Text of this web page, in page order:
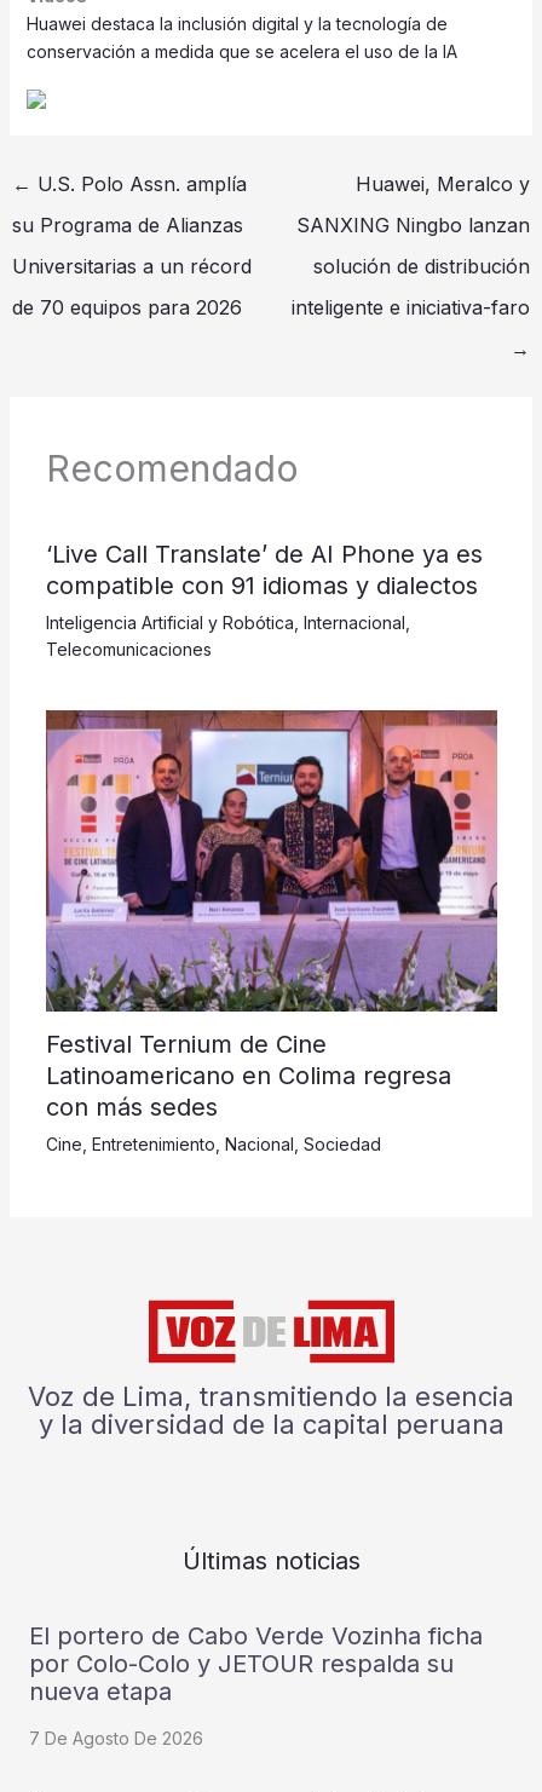
Huawei destaca la inclusión digital y la tecnología de
conservación a medida que se acelera el uso de la IA
← U.S. Polo Assn. amplía
su Programa de Alianzas
Universitarias a un récord
de 70 equipos para 2026
Huawei, Meralco y
SANXING Ningbo lanzan
solución de distribución
inteligente e iniciativa-faro
→
Recomendado
‘Live Call Translate’ de AI Phone ya es
compatible con 91 idiomas y dialectos
Inteligencia Artificial y Robótica, Internacional,
Telecomunicaciones
Festival Ternium de Cine
Latinoamericano en Colima regresa
con más sedes
Cine Entretenimiento Nacional Sociedad
Voz de Lima, transmitiendo la esencia
y la diversidad de la capital peruana
Últimas noticias
El portero de Cabo Verde Vozinha ficha
por Colo-Colo y JETOUR respalda su
nueva etapa
7 De Agosto De 2026